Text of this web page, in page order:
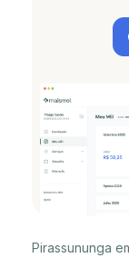
Pirassununga